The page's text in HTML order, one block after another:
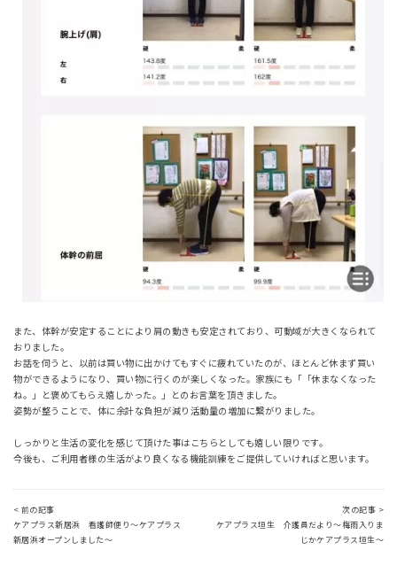
また、体幹が安定することにより肩の動きも安定されており、可動域が大きくなられて
おりました。
お話を伺うと、以前は買い物に出かけてもすぐに疲れていたのが、ほとんど休まず買い
物ができるようになり、買い物に行くのが楽しくなった。家族にも「「休まなくなった
ね。」と褒めてもらえ嬉しかった。」とのお言葉を頂きました。
姿勢が整うことで、体に余計な負担が減り活動量の増加に繋がりました。
しっかりと生活の変化を感じて頂けた事はこちらとしても嬉しい限りです。
今後も、ご利用者様の生活がより良くなる機能訓練をご提供していければと思います。
< 前の記事
ケアプラス新居浜 看護師便り～ケアプラス
新居浜オープンしました～
次の記事 >
ケアプラス垣生 介護員だより～梅雨入りま
じかケアプラス垣生～